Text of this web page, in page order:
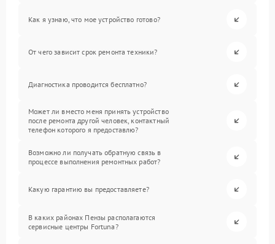
Как я узнаю, что мое устройство готово?
От чего зависит срок ремонта техники?
Диагностика проводится бесплатно?
Может ли вместо меня принять устройство
после ремонта другой человек, контактный
телефон которого я предоставлю?
Возможно ли получать обратную связь в
процессе выполнения ремонтных работ?
Какую гарантию вы предоставляете?
В каких районах Пензы располагаются
сервисные центры Fortuna?